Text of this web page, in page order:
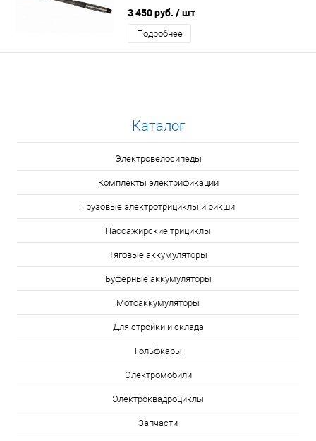
3 450 руб. / шт
Подробнее
Каталог
Электровелосипеды
Комплекты электрификации
Грузовые электротрициклы и рикши
Пассажирские трициклы
Тяговые аккумуляторы
Буферные аккумуляторы
Мотоаккумуляторы
Для стройки и склада
Гольфкары
Электромобили
Электроквадроциклы
Запчасти